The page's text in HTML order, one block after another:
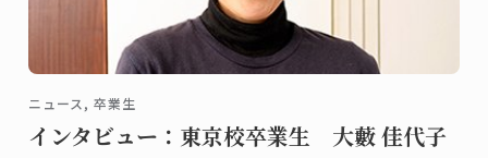
ニュース, 卒業生
インタビュー：東京校卒業生 大藪 佳代子